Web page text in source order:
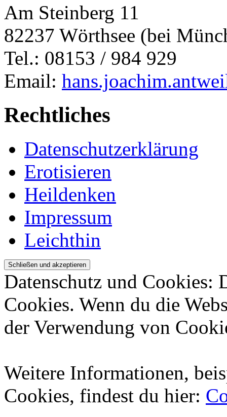
Am Steinberg 11
82237 Wörthsee (bei
Tel.: 08153 / 984 929
Email:
Rechtliches
Datenschutzerklärung
Erotisieren
Heildenken
Impressum
Leichthin
Datenschutz und Cookies:
Cookies. Wenn du die
der Verwendung von
Weitere Informationen,
Cookies, findest du hier: